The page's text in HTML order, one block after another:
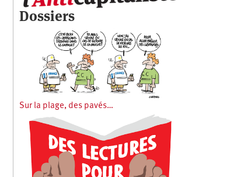
Dossiers
Sur la plage, des pavés…